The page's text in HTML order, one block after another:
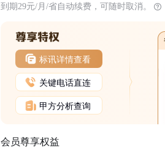
到期29元/月/省自动续费，可随时取消。
标讯详情查看
关键电话直连
甲方分析查询
会员尊享权益